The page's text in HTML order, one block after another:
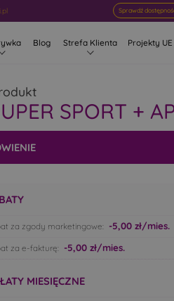
Sprawdź
Blog Strefa Klienta Projekty UE
SPORT +
za zgody marketingowe: -5,00 zł/mies.
za e-fakturę: -5,00 zł/mies.
MIESIĘCZNE